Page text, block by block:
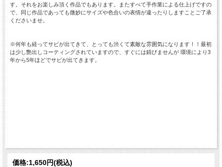
す。それをお楽しみ頂く作品でもあります。またすべて手作業による仕上げですの
で、同じ作品であっても微妙にサイズや色合いの表情が違ったりしますことご了承
くださいませ。
※何年も経ってサビが出てきて、とっても渋くて素敵な雰囲気になります！！最初
は少し艶出しコーティングされていますので、すぐには錆びませんが 環境により3
年から5年ほどでサビが出てきます。
価格:1,650円(税込)